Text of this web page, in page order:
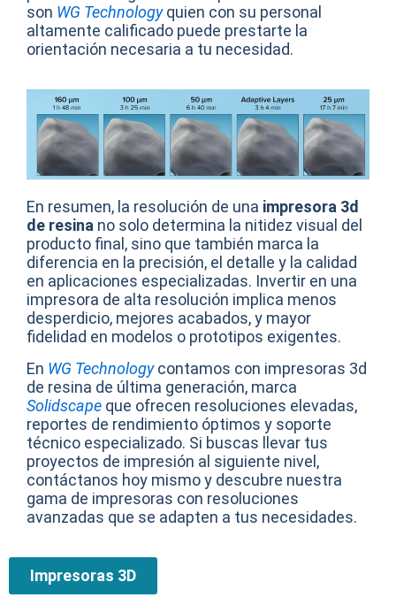
son WG Technologyquien con su personal
altamente calificado puede prestarte la
orientación necesaria a tu necesidad.
En resumen, la resolución de una impresora 3d
de resina no solo determina la nitidez visual del
producto final, sino que también marca la
diferencia en la precisión, el detalle y la calidad
en aplicaciones especializadas. Invertir en una
impresora de alta resolución implica menos
desperdicio, mejores acabados, y mayor
fidelidad en modelos o prototipos exigentes.
En WG Technologycontamos con impresoras 3d
de resina de última generación, marca
Solidscape que ofrecen resoluciones elevadas,
reportes de rendimiento óptimos y soporte
técnico especializado. Si buscas llevar tus
proyectos de impresión al siguiente nivel,
contáctanos hoy mismo y descubre nuestra
gama de impresoras con resoluciones
avanzadas que se adapten a tus necesidades.
Impresoras 3D